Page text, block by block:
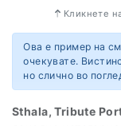
Кликнете
Ова е пример на
очекувате.
но слично во
Sthala, Tribute